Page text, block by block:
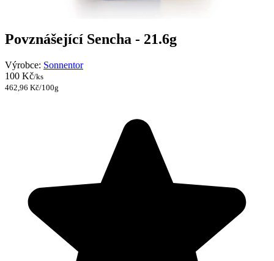
Povznášející Sencha - 21.6g
Výrobce: Sonnentor
100 Kč/ks
462,96 Kč/100g